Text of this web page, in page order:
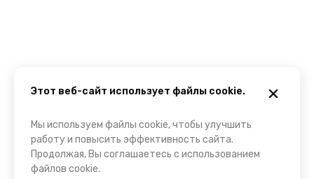
Этот веб-сайт использует файлы cookie.
Мы используем файлы cookie, чтобы улучшить
работу и повысить эффективность сайта.
Продолжая, Вы соглашаетесь с использованием
файлов cookie.